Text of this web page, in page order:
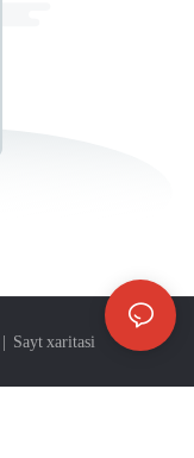
| Sayt xaritasi